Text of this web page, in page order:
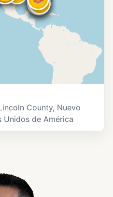
County, Nuevo
Unidos de América